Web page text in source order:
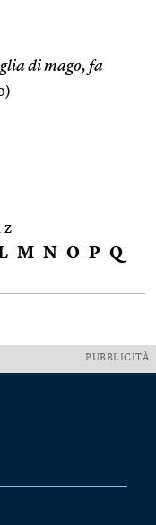
di mago, fa
z
M N O P Q
PUBBLICITÀ